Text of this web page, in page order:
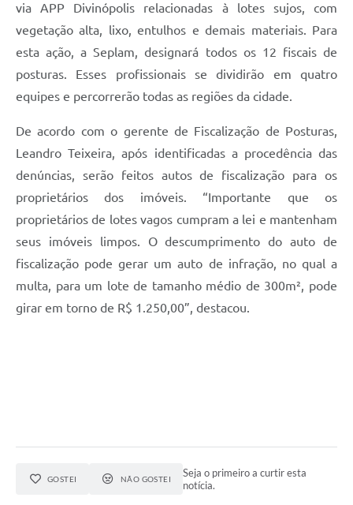
via APP Divinópolis relacionadas à lotes sujos, com
vegetação alta, lixo, entulhos e demais materiais. Para
esta ação, a Seplam, designará todos os 12 fiscais de
posturas. Esses profissionais se dividirão em quatro
equipes e percorrerão todas as regiões da cidade.
De acordo com o gerente de Fiscalização de Posturas,
Leandro Teixeira, após identificadas a procedência das
denúncias, serão feitos autos de fiscalização para os
proprietários dos imóveis. “Importante que os
proprietários de lotes vagos cumpram a lei e mantenham
seus imóveis limpos. O descumprimento do auto de
fiscalização pode gerar um auto de infração, no qual a
multa, para um lote de tamanho médio de 300m², pode
girar em torno de R$ 1.250,00”, destacou.
GOSTEI NÃO GOSTEI
Seja o primeiro a curtir esta
notícia.